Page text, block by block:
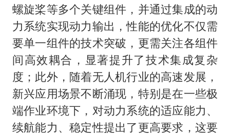
螺旋桨等多个关键组件，并通过集成的动
力系统实现动力输出，性能的优化不仅需
要单一组件的技术突破，更需关注各组件
间高效耦合，显著提升了技术集成复杂
度；此外，随着无人机行业的高速发展，
新兴应用场景不断涌现，特别是在一些极
端作业环境下，对动力系统的适应能力、
续航能力、稳定性提出了更高要求，这要